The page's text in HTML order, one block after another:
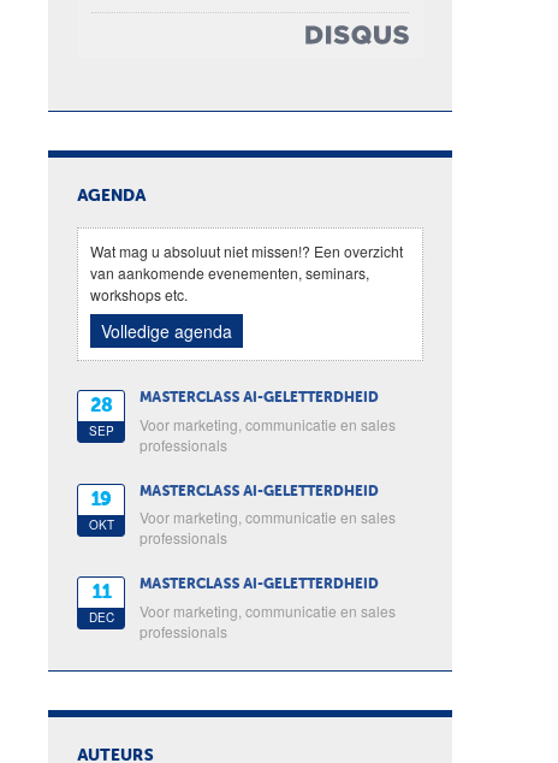
AGENDA
Wat mag u absoluut niet missen!? Een overzicht
van aankomende evenementen, seminars,
workshops etc.
Volledige agenda
28
SEP
MASTERCLASS AI-GELETTERDHEID
Voor marketing, communicatie en sales
professionals
19
OKT
MASTERCLASS AI-GELETTERDHEID
Voor marketing, communicatie en sales
professionals
11
DEC
MASTERCLASS AI-GELETTERDHEID
Voor marketing, communicatie en sales
professionals
AUTEURS